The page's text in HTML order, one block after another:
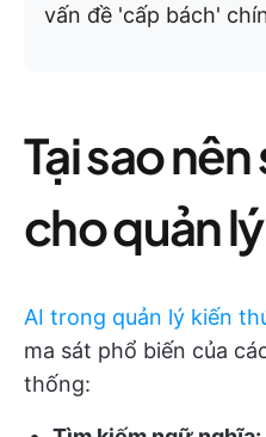
vấn đề 'cấp bách'
Tại sao
cho quản
AI trong quản lý kiến
ma sát phổ biến của
thống: